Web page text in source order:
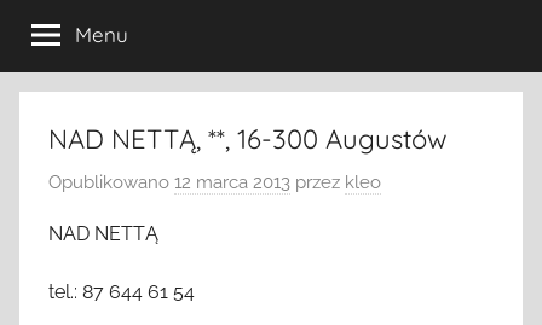
hotelach.pl
Menu
NAD NETTĄ, **, 16-300 Augustów
Opublikowano 12 marca 2013 przez kleo
NAD NETTĄ
tel.: 87 644 61 54